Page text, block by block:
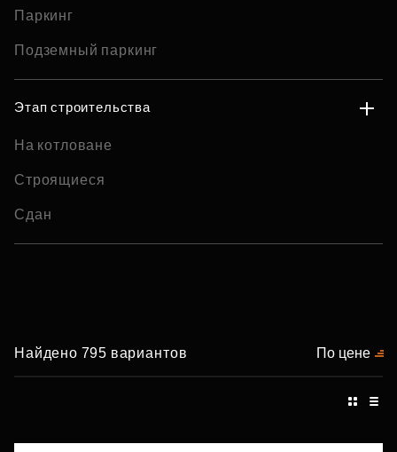
Паркинг
Подземный паркинг
Этап строительства
На котловане
Строящиеся
Сдан
Найдено 795 вариантов По цене